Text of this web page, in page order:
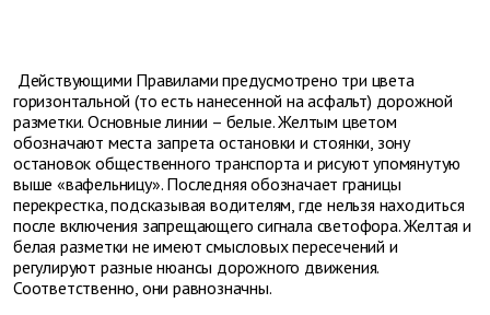
Действующими Правилами предусмотрено три цвета
горизонтальной (то есть нанесенной на асфальт) дорожной
разметки. Основные линии – белые. Желтым цветом
обозначают места запрета остановки и стоянки, зону
остановок общественного транспорта и рисуют упомянутую
выше «вафельницу». Последняя обозначает границы
перекрестка, подсказывая водителям, где нельзя находиться
после включения запрещающего сигнала светофора. Желтая и
белая разметки не имеют смысловых пересечений и
регулируют разные нюансы дорожного движения.
Соответственно, они равнозначны.